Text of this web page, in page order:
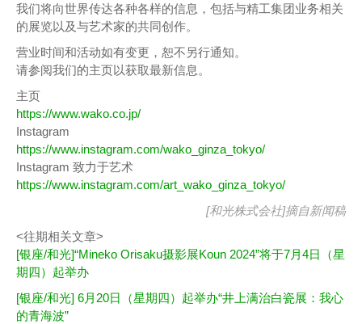
我们将向世界传达各种各样的信息，包括与精工集团业务相关
的展览以及与艺术家的共同创作。
营业时间和活动如有变更，恕不另行通知。
请参阅我们的主页以获取最新信息。
主页
https://www.wako.co.jp/
Instagram
https://www.instagram.com/wako_ginza_tokyo/
Instagram 致力于艺术
https://www.instagram.com/art_wako_ginza_tokyo/
[和光株式会社]摘自新闻稿
<往期相关文章>
[银座/和光]“Mineko Orisaku摄影展Koun 2024”将于7月4日（星
期四）起举办
[银座/和光] 6月20日（星期四）起举办“井上满治白瓷展：我心
的青海波”